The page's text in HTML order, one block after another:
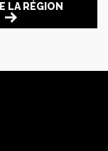
LA RÉGION